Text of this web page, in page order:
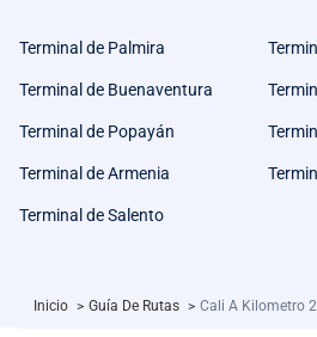
Terminal de Palmira
Terminal de Buenaventura
Terminal de Popayán
Terminal de Armenia
Terminal de Salento
Inicio > Guía De Rutas > Cali A Kilometro